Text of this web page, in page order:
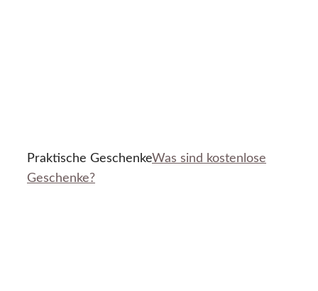
Praktische GeschenkeWas sind kostenlose
Geschenke?